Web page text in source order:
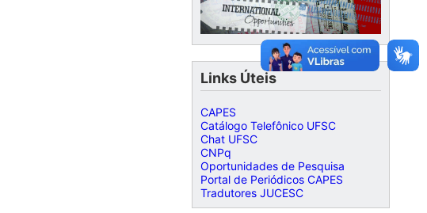
Links Úteis
CAPES
Catálogo Telefônico UFSC
Chat UFSC
CNPq
Oportunidades de Pesquisa
Portal de Periódicos CAPES
Tradutores JUCESC